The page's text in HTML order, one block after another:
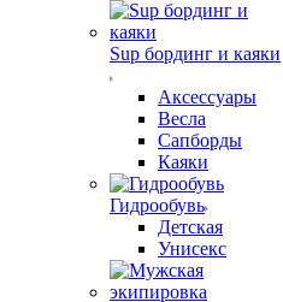
Sup бординг и каяки
Аксессуары
Весла
Сапборды
Каяки
Гидрообувь
Детская
Унисекс